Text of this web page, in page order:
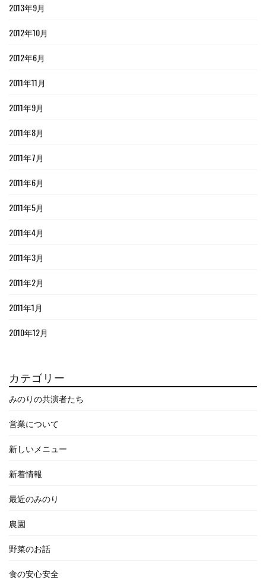
2013年9月
2012年10月
2012年6月
2011年11月
2011年9月
2011年8月
2011年7月
2011年6月
2011年5月
2011年4月
2011年3月
2011年2月
2011年1月
2010年12月
カテゴリー
みのりの共演者たち
営業について
新しいメニュー
新着情報
最近のみのり
農園
野菜のお話
食の安心安全